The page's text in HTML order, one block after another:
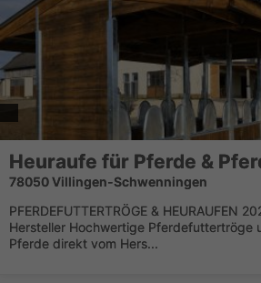
Heuraufe für Pferde &
78050 Villingen-Schwenningen
PFERDEFUTTERTRÖGE & HEURAUFEN
Hersteller Hochwertige Pferdefuttertröge
Pferde direkt vom Hers...